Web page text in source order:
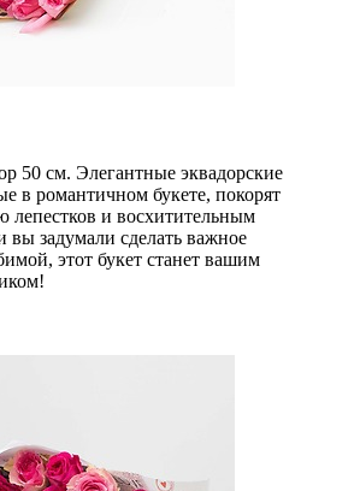
50 см. Элегантные эквадорские
в романтичном букете, покорят
лепестков и восхитительным
вы задумали сделать важное
этот букет станет вашим